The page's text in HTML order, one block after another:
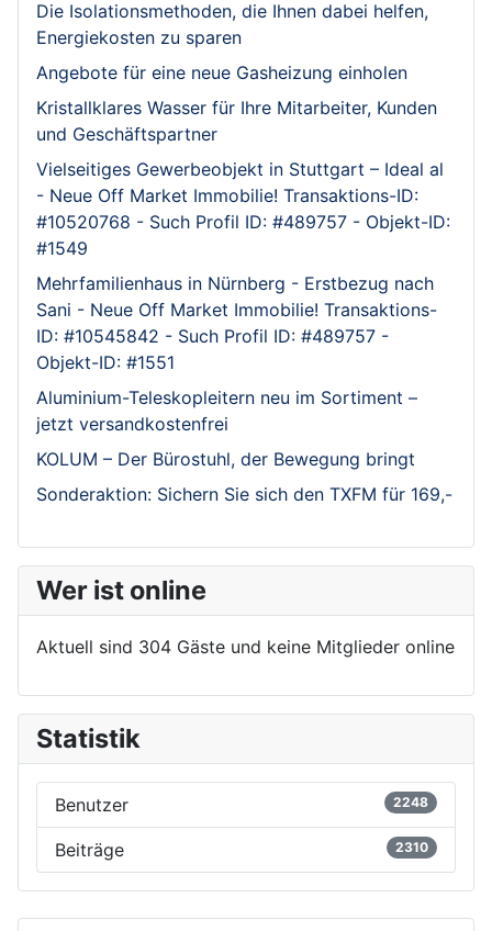
Die Isolationsmethoden, die Ihnen dabei helfen,
Energiekosten zu sparen
Angebote für eine neue Gasheizung einholen
Kristallklares Wasser für Ihre Mitarbeiter, Kunden
und Geschäftspartner
Vielseitiges Gewerbeobjekt in Stuttgart – Ideal al
- Neue Off Market Immobilie! Transaktions-ID:
#10520768 - Such Profil ID: #489757 - Objekt-ID:
#1549
Mehrfamilienhaus in Nürnberg - Erstbezug nach
Sani - Neue Off Market Immobilie! Transaktions-
ID: #10545842 - Such Profil ID: #489757 -
Objekt-ID: #1551
Aluminium-Teleskopleitern neu im Sortiment –
jetzt versandkostenfrei
KOLUM – Der Bürostuhl, der Bewegung bringt
Sonderaktion: Sichern Sie sich den TXFM für 169,-
Wer ist online
Aktuell sind 304 Gäste und keine Mitglieder online
Statistik
Benutzer 2248
Beiträge 2310